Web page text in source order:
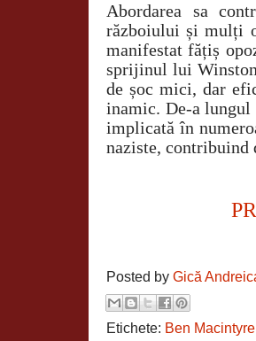
Abordarea sa
războiului și mulți
manifestat fățiș
sprijinul lui
de șoc mici, dar
inamic. De-a
implicată în
naziste,
Posted by Gică
Etichete: Ben Macintyre